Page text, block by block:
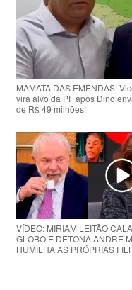
MAMATA DAS EMENDAS!
vira alvo da PF após Dino
de R$ 49 milhões!
VÍDEO: MIRIAM LEITÃO
GLOBO E DETONA ANDRÉ
HUMILHA AS PRÓPRIAS